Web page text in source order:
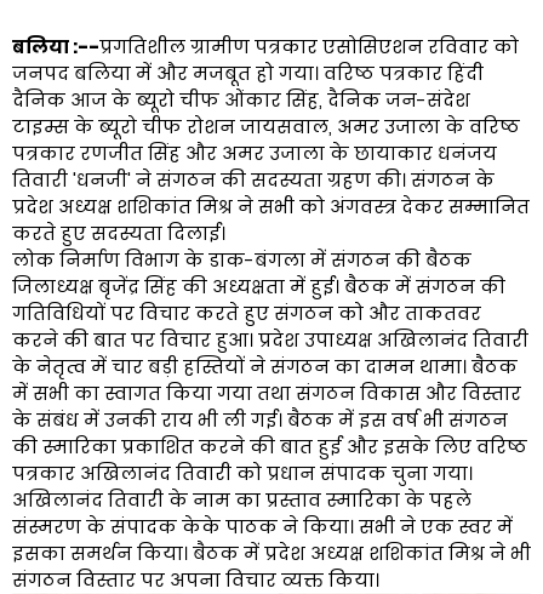
बलिया :--प्रगतिशील ग्रामीण पत्रकार एसोसिएशन रविवार को
जनपद बलिया में और मजबूत हो गया। वरिष्ठ पत्रकार हिंदी
दैनिक आज के ब्यूरो चीफ ओंकार सिंह, दैनिक जन-संदेश
टाइम्स के ब्यूरो चीफ रोशन जायसवाल, अमर उजाला के वरिष्ठ
पत्रकार रणजीत सिंह और अमर उजाला के छायाकार धनंजय
तिवारी 'धनजी' ने संगठन की सदस्यता ग्रहण की। संगठन के
प्रदेश अध्यक्ष शशिकांत मिश्र ने सभी को अंगवस्त्र देकर सम्मानित
करते हुए सदस्यता दिलाई।
लोक निर्माण विभाग के डाक-बंगला में संगठन की बैठक
जिलाध्यक्ष बृजेंद्र सिंह की अध्यक्षता में हुई। बैठक में संगठन की
गतिविधियों पर विचार करते हुए संगठन को और ताकतवर
करने की बात पर विचार हुआ। प्रदेश उपाध्यक्ष अखिलानंद तिवारी
के नेतृत्व में चार बड़ी हस्तियों ने संगठन का दामन थामा। बैठक
में सभी का स्वागत किया गया तथा संगठन विकास और विस्तार
के संबंध में उनकी राय भी ली गई। बैठक में इस वर्ष भी संगठन
की स्मारिका प्रकाशित करने की बात हुई और इसके लिए वरिष्ठ
पत्रकार अखिलानंद तिवारी को प्रधान संपादक चुना गया।
अखिलानंद तिवारी के नाम का प्रस्ताव स्मारिका के पहले
संस्मरण के संपादक केके पाठक ने किया। सभी ने एक स्वर में
इसका समर्थन किया। बैठक में प्रदेश अध्यक्ष शशिकांत मिश्र ने भी
संगठन विस्तार पर अपना विचार व्यक्त किया।